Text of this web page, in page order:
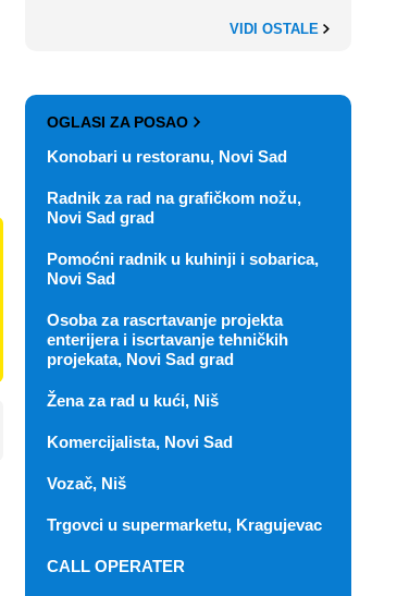
VIDI OSTALE
OGLASI ZA POSAO
Konobari u restoranu, Novi Sad
Radnik za rad na grafičkom nožu,
Novi Sad grad
Pomoćni radnik u kuhinji i sobarica,
Novi Sad
Osoba za rascrtavanje projekta
enterijera i iscrtavanje tehničkih
projekata, Novi Sad grad
Žena za rad u kući, Niš
Komercijalista, Novi Sad
Vozač, Niš
Trgovci u supermarketu, Kragujevac
CALL OPERATER